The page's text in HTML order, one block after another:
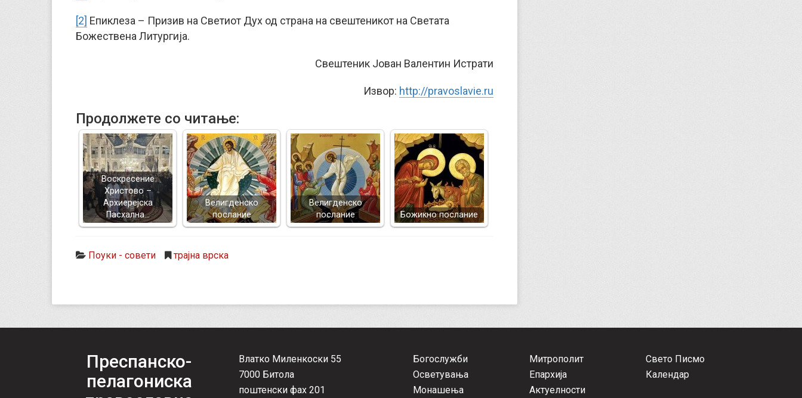
[2] Епиклеза – Призив на Светиот Дух од страна на свештеникот на Светата
Божествена Литургија.
Свештеник Јован Валентин Истрати
Извор: http://pravoslavie.ru
Продолжете со читање:
Воскресение
Христово –
Архиерејска
Пасхална…
Велигденско
послание
Велигденско
послание
Божикно послание
Поуки - совети трајна врска
Преспанско-
пелагониска
Влатко Миленкоски 55
7000 Битола
поштенски фах 201
Богослужби
Осветувања
Монашења
Митрополит
Епархија
Актуелности
Свето Писмо
Календар